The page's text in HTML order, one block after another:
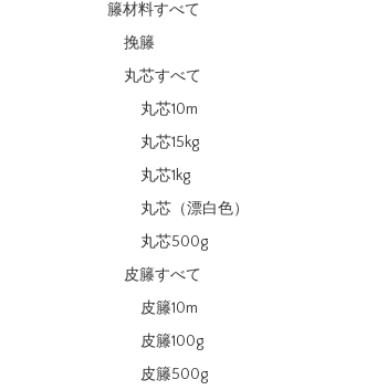
籐材料すべて
挽籐
丸芯すべて
丸芯10m
丸芯15kg
丸芯1kg
丸芯（漂白色）
丸芯500g
皮籐すべて
皮籐10m
皮籐100g
皮籐500g